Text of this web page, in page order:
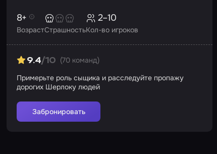
Возраст
8+
СтрашностьКол-во игроков
2–10
9.4/10 (70 команд)
Примерьте роль сыщика и расследуйте пропажу
дорогих Шерлоку людей
Забронировать